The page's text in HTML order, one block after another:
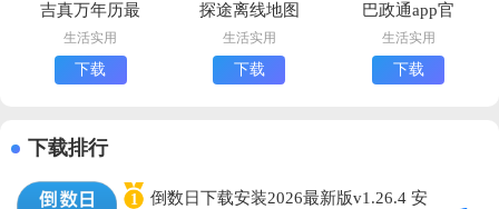
吉真万年历最
新版
生活实用
下载
探途离线地图
下载手最新版
生活实用
下载
巴政通app官
方下载安卓版
生活实用
下载
下载排行
1
倒数日下载安装2026最新版v1.26.4 安